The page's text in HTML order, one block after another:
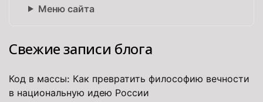
Меню сайта
Свежие записи блога
Код в массы: Как превратить философию вечности
в национальную идею России